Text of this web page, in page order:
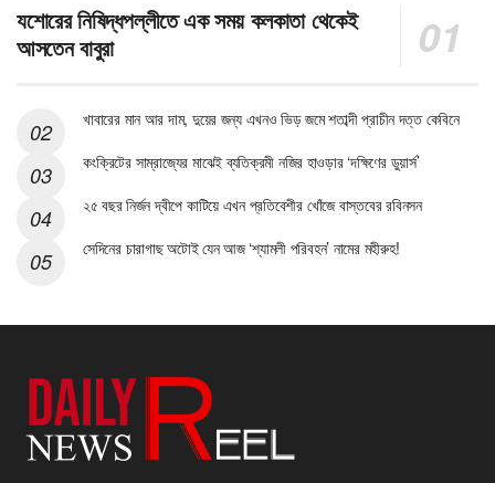
যশোরের নিষিদ্ধপল্লীতে এক সময় কলকাতা থেকেই
আসতেন বাবুরা
খাবারের মান আর দাম, দুয়ের জন্য এখনও ভিড় জমে শতাব্দী প্রাচীন দত্ত কেবিনে
কংক্রিটের সাম্রাজ্যের মাঝেই ব্যতিক্রমী নজির হাওড়ার ‘দক্ষিণের ডুয়ার্স’
২৫ বছর নির্জন দ্বীপে কাটিয়ে এখন প্রতিবেশীর খোঁজে বাস্তবের রবিনসন
সেদিনের চারাগাছ অটোই যেন আজ ‘শ্যামলী পরিবহন’ নামের মহীরুহ!